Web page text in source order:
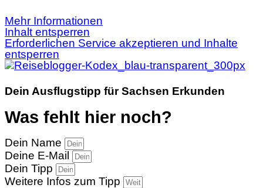
Mehr Informationen
Inhalt entsperren
Erforderlichen Service akzeptieren und Inhalte
entsperren
Dein Ausflugstipp für Sachsen Erkunden
Was fehlt hier noch?
Dein Name
Deine E-Mail
Dein Tipp
Weitere Infos zum Tipp